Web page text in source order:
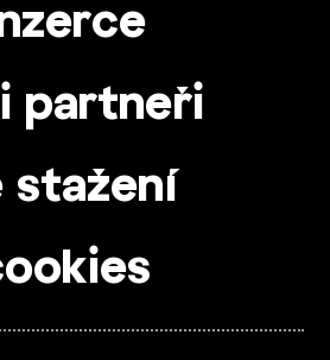
partneři
stažení